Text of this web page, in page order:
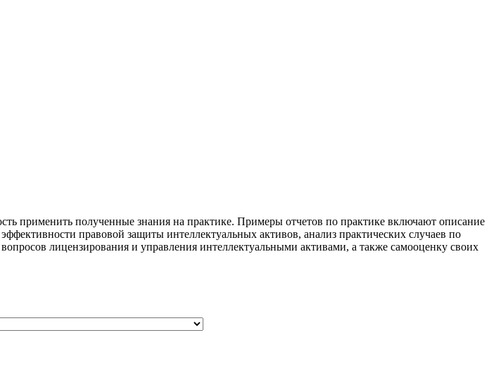
применить полученные знания на практике. Примеры отчетов по практике включают описание
правовой защиты интеллектуальных активов, анализ практических случаев по
лицензирования и управления интеллектуальными активами, а также самооценку своих